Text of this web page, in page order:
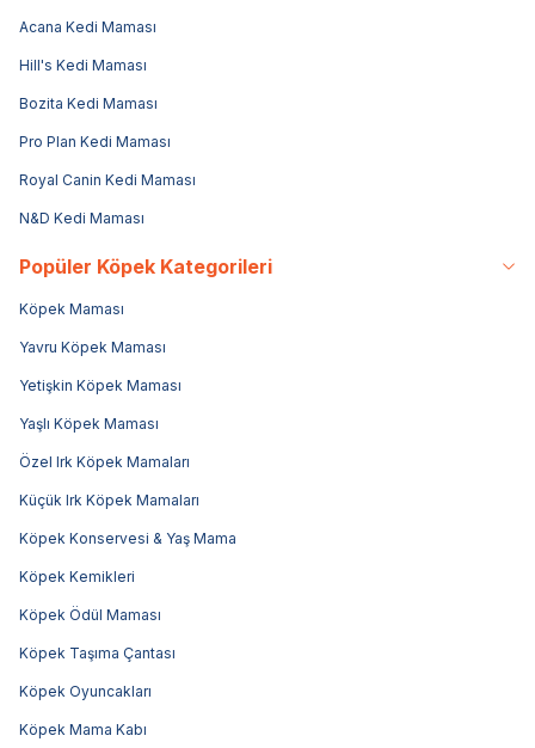
Acana Kedi Maması
Hill's Kedi Maması
Bozita Kedi Maması
Pro Plan Kedi Maması
Royal Canin Kedi Maması
N&D Kedi Maması
Popüler Köpek Kategorileri
Köpek Maması
Yavru Köpek Maması
Yetişkin Köpek Maması
Yaşlı Köpek Maması
Özel Irk Köpek Mamaları
Küçük Irk Köpek Mamaları
Köpek Konservesi & Yaş Mama
Köpek Kemikleri
Köpek Ödül Maması
Köpek Taşıma Çantası
Köpek Oyuncakları
Köpek Mama Kabı